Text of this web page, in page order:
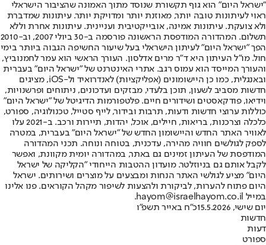
"ישראל היום" הוא גוף תקשורת שנוסד מתוך האמונה שהציבור הישראלי
ראוי לעיתונות טובה יותר, מאוזנת יותר ומדויקת יותר. עיתונות שמדברת
ולא צועקת. עיתונות אמינה, אובייקטיבית ועניינית. עיתונות אחרת וללא
תשלום. המהדורה המודפסת הראשונה פורסמה ב-30 ביולי 2007, וב-2010
הפך "ישראל היום" לעיתון הישראלי בעל שיעור החשיפה הגבוה ביותר בימי
חול. מו"ל העיתון היא ד"ר מרים אדלסון. העורך הראשי הוא עמר לחמנוביץ,
והעורך המייסד הוא עמוס רגב. אתרי האינטרנט של "ישראל היום" בעברית
ובאנגלית, כמו כן היישומונים (אפליקציות) לאנדרואיד ול-iOS, מציגים
חדשות מסביב לשעון, תוכן בלעדי, מבזקים ועדכונים, ניתוחים ופרשנויות,
וידיאו, פודקאסטים ושידורים חיים. פלטפורמות הדיגיטל של "ישראל היום"
כוללות ערוצי חדשות ודעות, תרבות ובידור, לייף סטייל, טכנולוגיה, ספורט,
כלכלה וצרכנות, בריאות, חיילים, אוכל, יהדות, תיירות ורכב. ב-2021 עלו
לאוויר האתר החדש והיישומון החדש של "ישראל היום" בעברית, במטרה
לספק לגולשים חוויה מהירה, עדכנית, בטוחה ונוחה. תכני המהדורה
המודפסת של העיתון זמינים גם באתר, במהדורה יומית מקוונת, ואפשר
לקבל אותם גם בניוזלטר. מועדון ההטבות הייחודי "הקליקה של ישראל
היום" מציע לגולשי האתר הנחות ומבצעים על מוצרים ושירותים. ישראל
היום פתוח להערות, לביקורת ולהצעות לשיפור מקהל הקוראים. פנו אלינו
במייל hayom@israelhayom.co.il.
יום שישי, 15.5.2026
כ"ח באייר תשפ"ו
חדשות
דעות
ספורט